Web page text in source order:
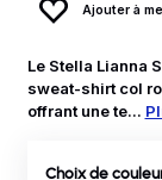
Ajouter à
Le Stella Lianna
sweat-shirt col
offrant une te...
Choix de